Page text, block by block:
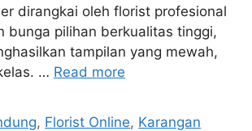
dirangkai oleh florist profesional
bunga pilihan berkualitas tinggi,
tampilan yang mewah,
… Read more
, Florist Online, Karangan